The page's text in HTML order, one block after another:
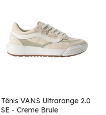
Tênis VANS Ultrarange 2.0
SE - Creme Brule